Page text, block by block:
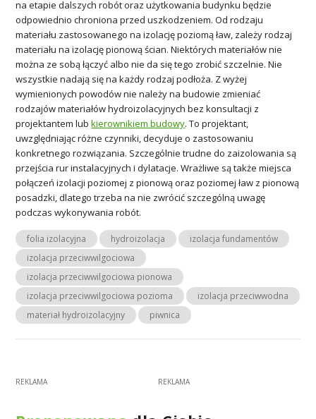
na etapie dalszych robót oraz użytkowania budynku będzie
odpowiednio chroniona przed uszkodzeniem. Od rodzaju
materiału zastosowanego na izolację poziomą ław, zależy rodzaj
materiału na izolację pionową ścian. Niektórych materiałów nie
można ze sobą łączyć albo nie da się tego zrobić szczelnie. Nie
wszystkie nadają się na każdy rodzaj podłoża. Z wyżej
wymienionych powodów nie należy na budowie zmieniać
rodzajów materiałów hydroizolacyjnych bez konsultacji z
projektantem lubkierownikiem budowy. To projektant,
uwzględniając różne czynniki, decyduje o zastosowaniu
konkretnego rozwiązania. Szczególnie trudne do zaizolowania są
przejścia rur instalacyjnych i dylatacje. Wrażliwe są także miejsca
połączeń izolacji poziomej z pionową oraz poziomej ław z pionową
posadzki, dlatego trzeba na nie zwrócić szczególną uwagę
podczas wykonywania robót.
folia izolacyjna hydroizolacja
izolacja fundamentów
izolacja przeciwwilgociowa
izolacja przeciwwilgociowa pionowa
izolacja przeciwwilgociowa pozioma
izolacja przeciwwodna
materiał hydroizolacyjny
piwnica